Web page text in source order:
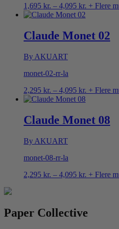
1,695 kr. – 4,095 kr.
4,095 kr.
+ Flere
Claude Monet 02
By AKUART
monet-02-rr-la
2,295 kr. – 4,095 kr.
4,095 kr.
+ Flere
Claude Monet 08
By AKUART
monet-08-rr-la
2,295 kr. – 4,095 kr. + Flere
Paper Collective